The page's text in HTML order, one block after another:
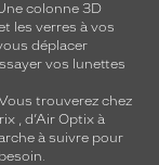
colonne 3D
les verres à vos
déplacer
vos lunettes
trouverez chez
, d’Air Optix à
à suivre pour